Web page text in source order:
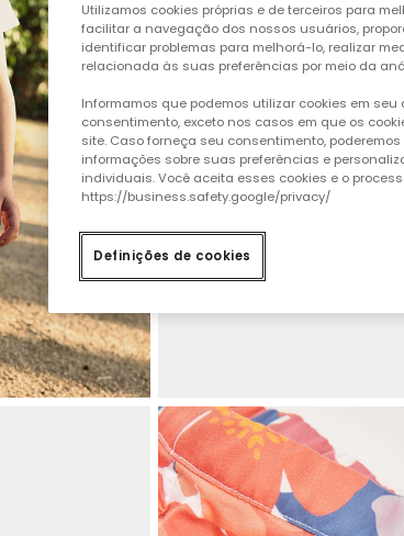
Utilizamos cookies próprias e de terceiros para
facilitar a navegação dos nossos usuários,
identificar problemas para melhorá-lo, realizar
relacionada às suas preferências por meio da
Informamos que podemos utilizar cookies em
consentimento, exceto nos casos em que os
site. Caso forneça seu consentimento,
informações sobre suas preferências e
individuais. Você aceita esses cookies e o
https://business.safety.google/privacy/
Definições de cookies